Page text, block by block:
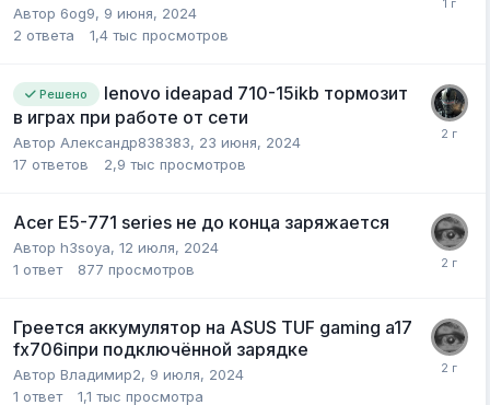
Автор 6og9, 9 июня, 2024
2 ответа 1,4 тыс просмотров
Решено
lenovo ideapad 710-15ikb тормозит
в играх при работе от сети
Автор Александр838383, 23 июня, 2024
17 ответов 2,9 тыс просмотров
Acer E5-771 series не до конца заряжается
Автор h3soya, 12 июля, 2024
1 ответ 877 просмотров
Греется аккумулятор на ASUS TUF gaming a17
fx706iпри подключённой зарядке
Автор Владимир2, 9 июля, 2024
1 ответ 1,1 тыс просмотра